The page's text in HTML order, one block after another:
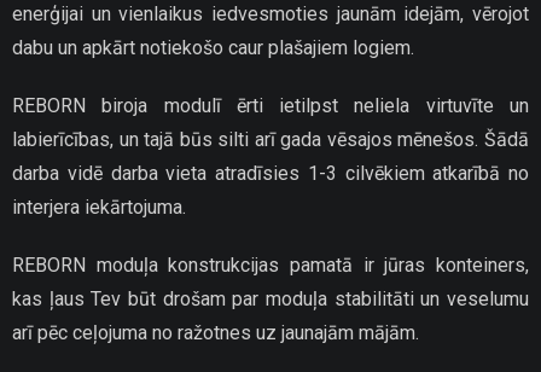
enerģijai un vienlaikus iedvesmoties jaunām idejām, vērojot
dabu un apkārt notiekošo caur plašajiem logiem.
REBORN biroja modulī ērti ietilpst neliela virtuvīte un
labierīcības, un tajā būs silti arī gada vēsajos mēnešos. Šādā
darba vidē darba vieta atradīsies 1-3 cilvēkiem atkarībā no
interjera iekārtojuma.
REBORN moduļa konstrukcijas pamatā ir jūras konteiners,
kas ļaus Tev būt drošam par moduļa stabilitāti un veselumu
arī pēc ceļojuma no ražotnes uz jaunajām mājām.